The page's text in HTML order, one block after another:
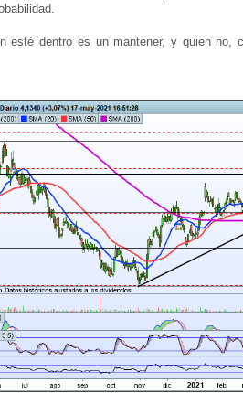
esté dentro es un mantener, y quien no,